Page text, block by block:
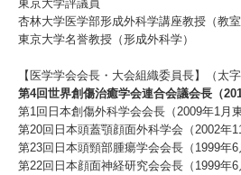
東京大学評議員
杏林大学医学部形成外科学講座教授（教室
東京大学名誉教授（形成外科学）
【医学学会会長・大会組織委員長】（太字
第4回世界創傷治癒学会連合会議会長（
第1回日本創傷外科学会会長（2009年1月東
第20回日本頭蓋顎顔面外科学会（2002年
第23回日本頭頸部腫瘍学会会長（1999年6
第22回日本顔面神経研究会会長（1999年6